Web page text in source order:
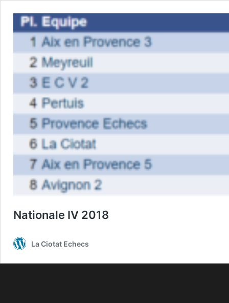
Nationale IV 2018
La Ciotat Echecs